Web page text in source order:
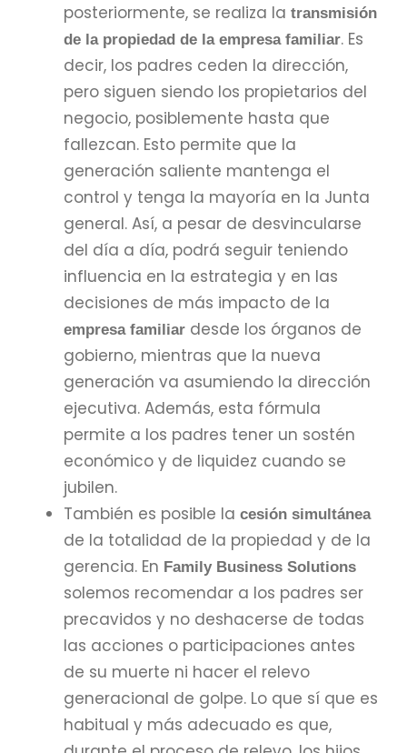
posteriormente, se realiza la transmisión
de la propiedad de la empresa familiar. Es
decir, los padres ceden la dirección,
pero siguen siendo los propietarios del
negocio, posiblemente hasta que
fallezcan. Esto permite que la
generación saliente mantenga el
control y tenga la mayoría en la Junta
general. Así, a pesar de desvincularse
del día a día, podrá seguir teniendo
influencia en la estrategia y en las
decisiones de más impacto de la
empresa familiar desde los órganos de
gobierno, mientras que la nueva
generación va asumiendo la dirección
ejecutiva. Además, esta fórmula
permite a los padres tener un sostén
económico y de liquidez cuando se
jubilen.
También es posible la cesión simultánea
de la totalidad de la propiedad y de la
gerencia. En Family Business Solutions
solemos recomendar a los padres ser
precavidos y no deshacerse de todas
las acciones o participaciones antes
de su muerte ni hacer el relevo
generacional de golpe. Lo que sí que es
habitual y más adecuado es que,